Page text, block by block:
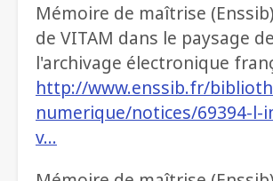
Mémoire de maîtrise
de VITAM dans le paysage de
l'archivage électronique
http://www.enssib.fr/
numerique/notices/69394-l-
v…